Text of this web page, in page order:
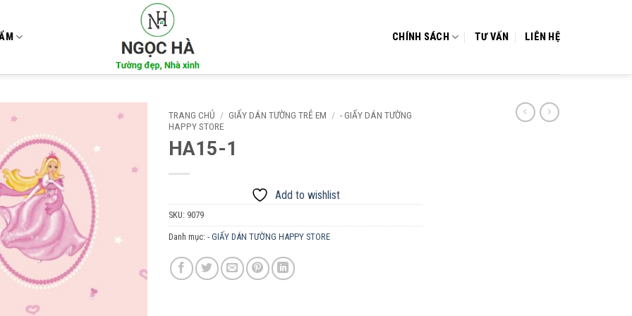
CHÍNH SÁCH TƯ VẤN LIÊN HỆ
TRANG CHỦ / GIẤY DÁN TƯỜNG TRẺ EM / - GIẤY DÁN TƯỜNG
HAPPY STORE
HA15-1
Add to wishlist
SKU: 9079
Danh mục: - GIẤY DÁN TƯỜNG HAPPY STORE